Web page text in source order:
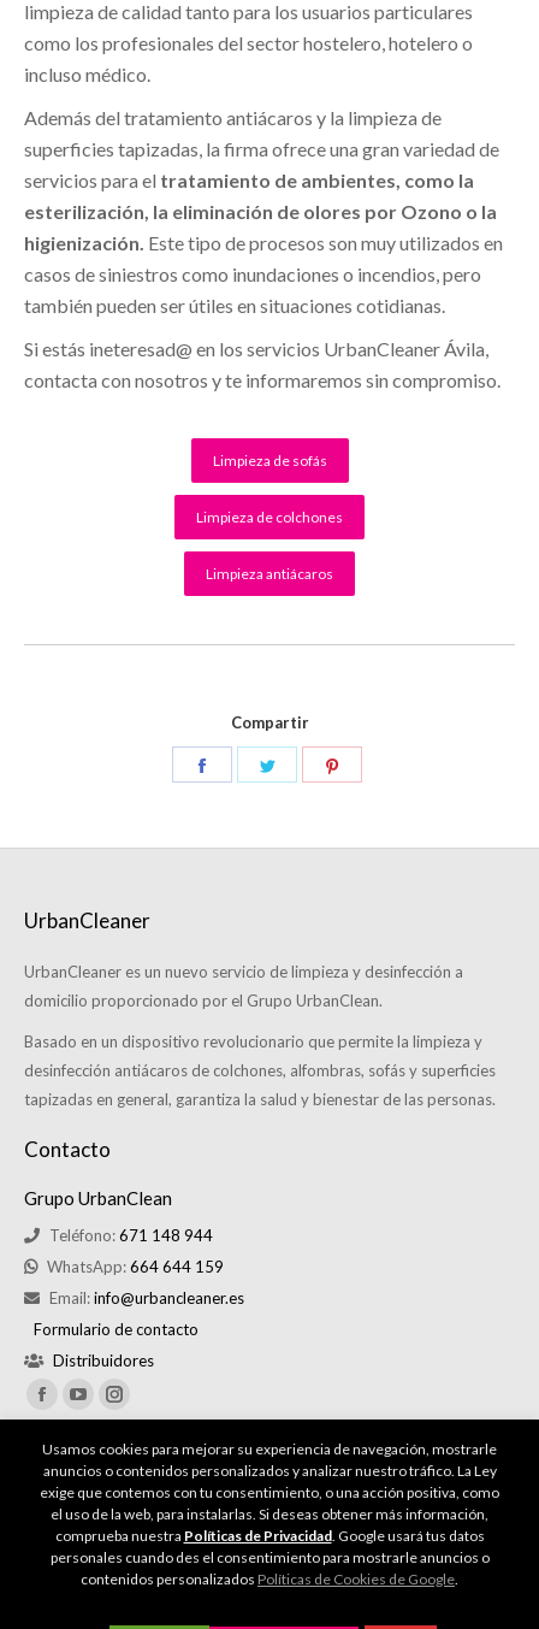
limpieza de calidad tanto para los usuarios particulares
como los profesionales del sector hostelero, hotelero o
incluso médico.
Además del tratamiento antiácaros y la limpieza de
superficies tapizadas, la firma ofrece una gran variedad de
servicios para el tratamiento de ambientes, como la
esterilización, la eliminación de olores por Ozono o la
higienización. Este tipo de procesos son muy utilizados en
casos de siniestros como inundaciones o incendios, pero
también pueden ser útiles en situaciones cotidianas.
Si estás ineteresad@ en los servicios UrbanCleaner Ávila,
contacta con nosotros y te informaremos sin compromiso.
Limpieza de sofás
Limpieza de colchones
Limpieza antiácaros
Compartir
UrbanCleaner
UrbanCleaner es un nuevo servicio de limpieza y desinfección a
domicilio proporcionado por el Grupo UrbanClean.
Basado en un dispositivo revolucionario que permite la limpieza y
desinfección antiácaros de colchones, alfombras, sofás y superficies
tapizadas en general, garantiza la salud y bienestar de las personas.
Contacto
Grupo UrbanClean
Teléfono:671 148 944
WhatsApp:664 644 159
Email:info@urbancleaner.es
Formulario de contacto
Distribuidores
Buscar
Usamos cookies para mejorar su experiencia de navegación, mostrarle
anuncios o contenidos personalizados y analizar nuestro tráfico. La Ley
exige que contemos con tu consentimiento, o una acción positiva, como
el uso de la web, para instalarlas. Si deseas obtener más información,
comprueba nuestra Políticas de Privacidad. Google usará tus datos
personales cuando des el consentimiento para mostrarle anuncios o
contenidos personalizados Políticas de Cookies de Google.